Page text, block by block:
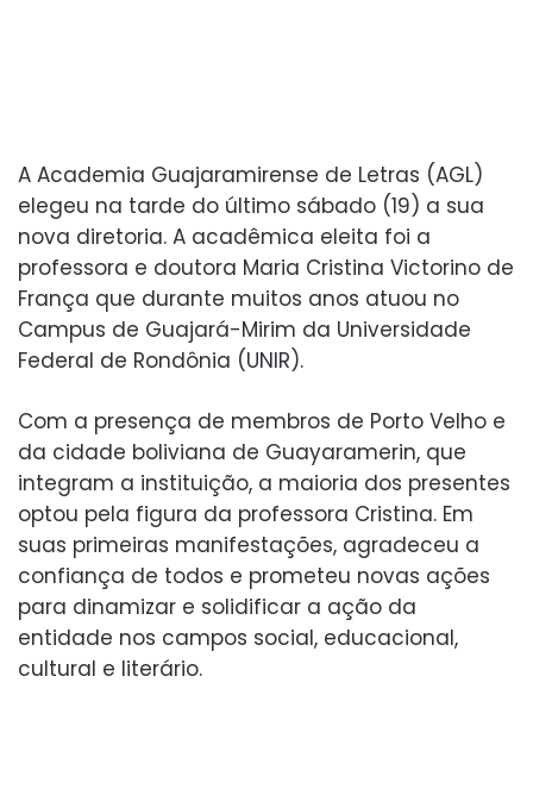
A Academia Guajaramirense de Letras (AGL)
elegeu na tarde do último sábado (19) a sua
nova diretoria. A acadêmica eleita foi a
professora e doutora Maria Cristina Victorino de
França que durante muitos anos atuou no
Campus de Guajará-Mirim da Universidade
Federal de Rondônia (UNIR).
Com a presença de membros de Porto Velho e
da cidade boliviana de Guayaramerin, que
integram a instituição, a maioria dos presentes
optou pela figura da professora Cristina. Em
suas primeiras manifestações, agradeceu a
confiança de todos e prometeu novas ações
para dinamizar e solidificar a ação da
entidade nos campos social, educacional,
cultural e literário.